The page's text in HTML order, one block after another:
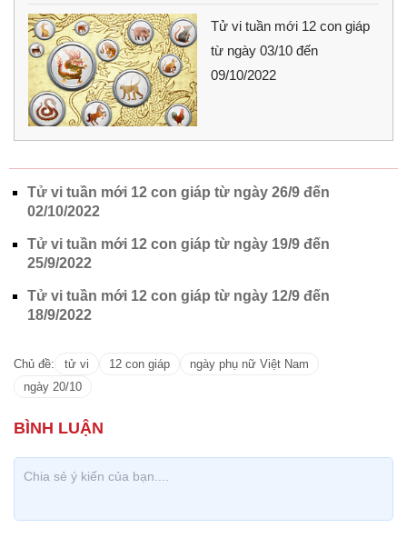
Tử vi tuần mới 12 con giáp
từ ngày 03/10 đến
09/10/2022
Tử vi tuần mới 12 con giáp từ ngày 26/9 đến
02/10/2022
Tử vi tuần mới 12 con giáp từ ngày 19/9 đến
25/9/2022
Tử vi tuần mới 12 con giáp từ ngày 12/9 đến
18/9/2022
Chủ đề: tử vi 12 con giáp
ngày phụ nữ Việt Nam
ngày 20/10